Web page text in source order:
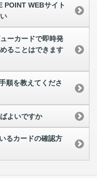
POINT WEBサイト
ーカードで即時発
ることはできます
順を教えてくださ
よいですか
るカードの確認方